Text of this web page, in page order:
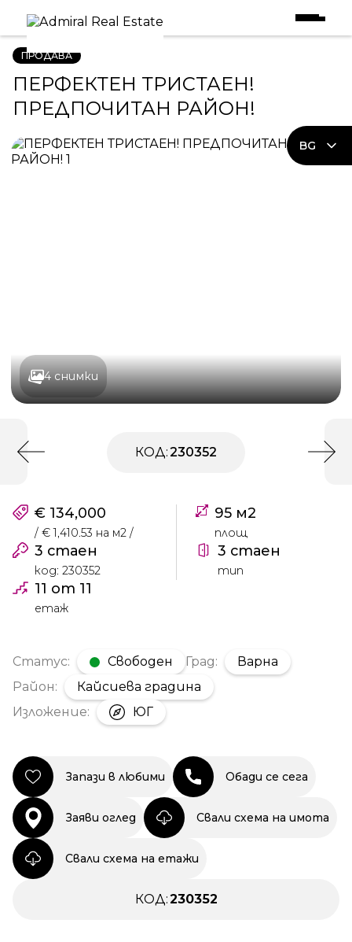
BG
ПЕРФЕКТЕН ТРИСТАЕН! ПРЕДПОЧИТАН РАЙОН!
ПРОДАВА
ПЕРФЕКТЕН ТРИСТАЕН!
ПРЕДПОЧИТАН РАЙОН!
4 снимки
КОД:230352
€ 134,000
/ € 1,410.53 на м2 /
95 м2
площ
3 стаен
код: 230352
3 стаен
тип
11 от 11
етаж
Статус: Свободен Град:
Варна
Район:
Кайсиева градина
Изложение:
ЮГ
Запази в любими Обади се сега
Заяви оглед Свали схема на имота
Свали схема на етажи
КОД:230352